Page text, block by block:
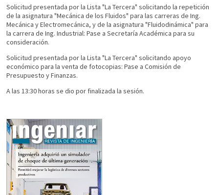
Solicitud presentada por la Lista "La Tercera" solicitando la repetición
de la asignatura "Mecánica de los Fluidos" para las carreras de Ing.
Mecánica y Electromecánica, y de la asignatura "Fluidodinámica" para
la carrera de Ing. Industrial: Pase a Secretaría Académica para su
consideración.
Solicitud presentada por la Lista "La Tercera" solicitando apoyo
económico para la venta de fotocopias: Pase a Comisión de
Presupuesto y Finanzas.
A las 13:30 horas se dio por finalizada la sesión.